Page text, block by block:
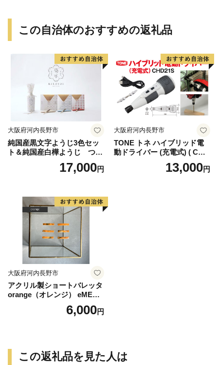
この自治体のおすすめの返礼品
大阪府河内長野市
純国産黒文字ようじ3色セッ
ト＆純国産白樺ようじ つま
17,000円
大阪府河内長野市
TONE トネ ハイブリッド電
動ドライバー (充電式) ( CHD
21S ) 15001-40000406 ｜ 工
具 整備士 自動車 バイク DIY
13,000円
大阪府河内長野市
アクリル製ショートバレッタ
orange（オレンジ） eME b
arretta 2 short 髪留め ヘアク
リップ ヘアアクセサリー こ
6,000円
この返礼品を見た人は